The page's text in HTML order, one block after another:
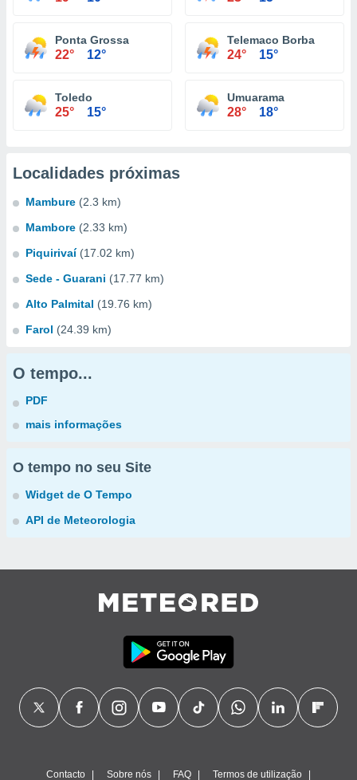
Ponta Grossa
22° 12°
Telemaco Borba
24° 15°
Toledo
25° 15°
Umuarama
28° 18°
Localidades próximas
Mambure (2.3 km)
Mambore (2.33 km)
Piquirivaí (17.02 km)
Sede - Guarani (17.77 km)
Alto Palmital (19.76 km)
Farol (24.39 km)
O tempo...
PDF
mais informações
O tempo no seu Site
Widget de O Tempo
API de Meteorologia
Contacto Sobre nós FAQ Termos de utilização